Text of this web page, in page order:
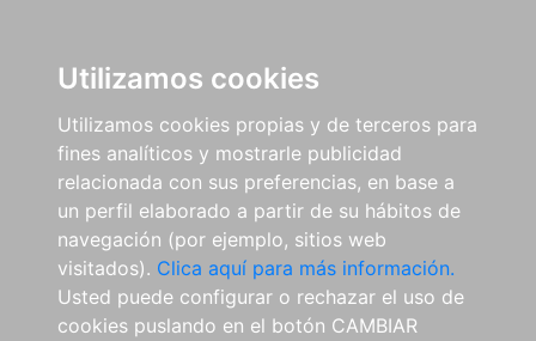
Utilizamos cookies
Utilizamos cookies propias y de terceros para
fines analíticos y mostrarle publicidad
relacionada con sus preferencias, en base a
un perfil elaborado a partir de su hábitos de
navegación (por ejemplo, sitios web
visitados). Clica aquí para más información.
Usted puede configurar o rechazar el uso de
cookies puslando en el botón CAMBIAR